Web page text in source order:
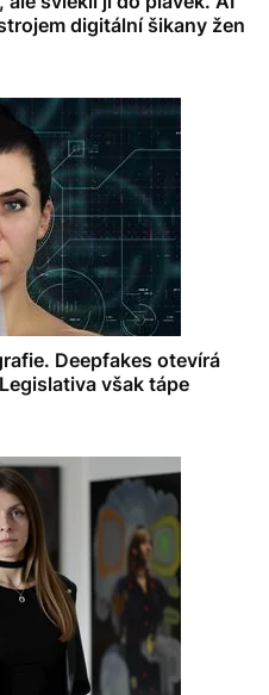
digitální šikany žen
Deepfakes otevírá
však tápe